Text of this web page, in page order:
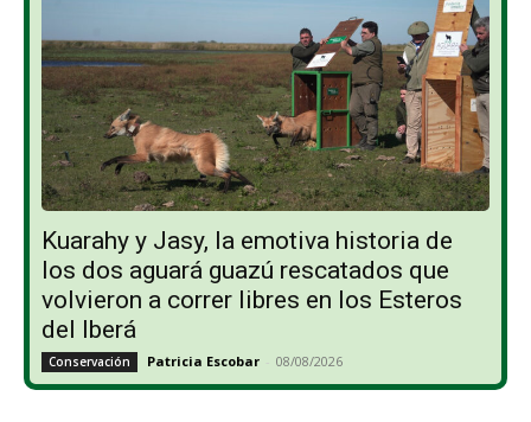
Kuarahy y Jasy, la emotiva historia de
los dos aguará guazú rescatados que
volvieron a correr libres en los Esteros
del Iberá
Conservación Patricia Escobar - 08/08/2026